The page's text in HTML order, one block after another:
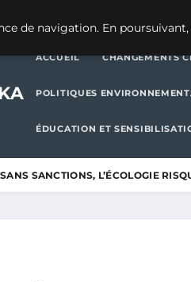
ACCUEIL CHANGEMENTS
POLITIQUES
ÉDUCATION ET
SANS SANCTIONS, L’ÉCOLOGIE
de navigation. En